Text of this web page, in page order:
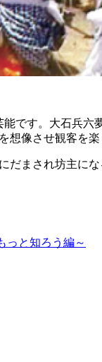
です。大石兵
想像させ観客を楽
まされ坊主に
っと知ろう編～